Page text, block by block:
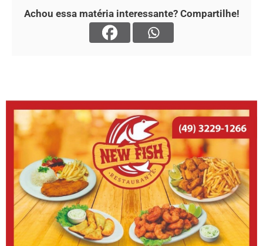
Achou essa matéria interessante? Compartilhe!